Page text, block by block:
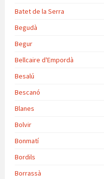
Batet de la Serra
Begudà
Begur
Bellcaire d'Empordà
Besalú
Bescanó
Blanes
Bolvir
Bonmatí
Bordils
Borrassà